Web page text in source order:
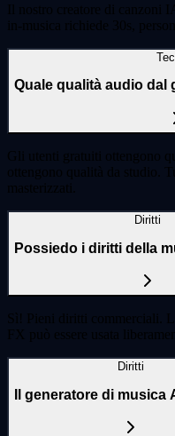
Il nostro creatore di canzoni
in-musica richiede 30s,
Quale qualità audio dal
Gli utenti gratuiti ottengono
ottengono qualità da studio.
masterizzati.
Diritti
Possiedo i diritti della
Sì! Pieni diritti commerciali.
FX può essere usata
Diritti
Il generatore di musica